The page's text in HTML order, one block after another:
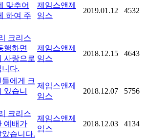
맞추어
하여 주
제임스앤제
임스
2019.01.12 4532
크리스
행하면
사랑으로
다.
제임스앤제
임스
2018.12.15 4643
에게 크
있습니
제임스앤제
임스
2018.12.07 5756
크리스
예배가
습니다.
제임스앤제
임스
2018.12.03 4134